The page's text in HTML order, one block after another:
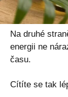
Na druhé
energii ne
času.
Cítíte se tak